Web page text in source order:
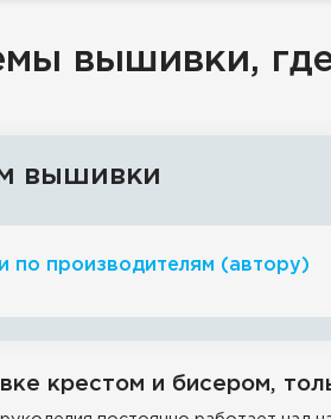
вышивки,
вышивки
по производителям (автору)
крестом и бисером,